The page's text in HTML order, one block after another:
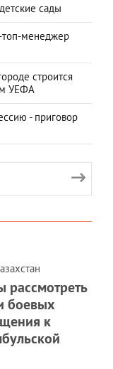
сады
топ-менеджер
строится
УЕФА
- приговор
рассмотреть
боевых
к